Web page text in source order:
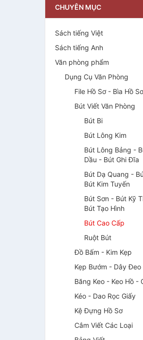
CHUYÊN MỤC
Sách tiếng Việt
Sách tiếng Anh
Văn phòng phẩm
Dụng Cụ Văn Phòng
File Hồ Sơ - Bìa Hồ Sơ
Bút Viết Văn Phòng
Bút Bi
Bút Lông Kim
Bút Lông Bảng -
Dầu - Bút Ghi Đĩa
Bút Dạ Quang -
Bút Kim Tuyến
Bút Sơn - Bút Kỹ
Bút Tạo Hình
Bút Cao Cấp
Ruột Bút
Đồ Bấm - Kim Kẹp
Kẹp Bướm - Dây Đeo
Băng Keo - Keo Hồ -
Kéo - Dao Rọc Giấy
Kệ Đựng Hồ Sơ
Cắm Viết Các Loại